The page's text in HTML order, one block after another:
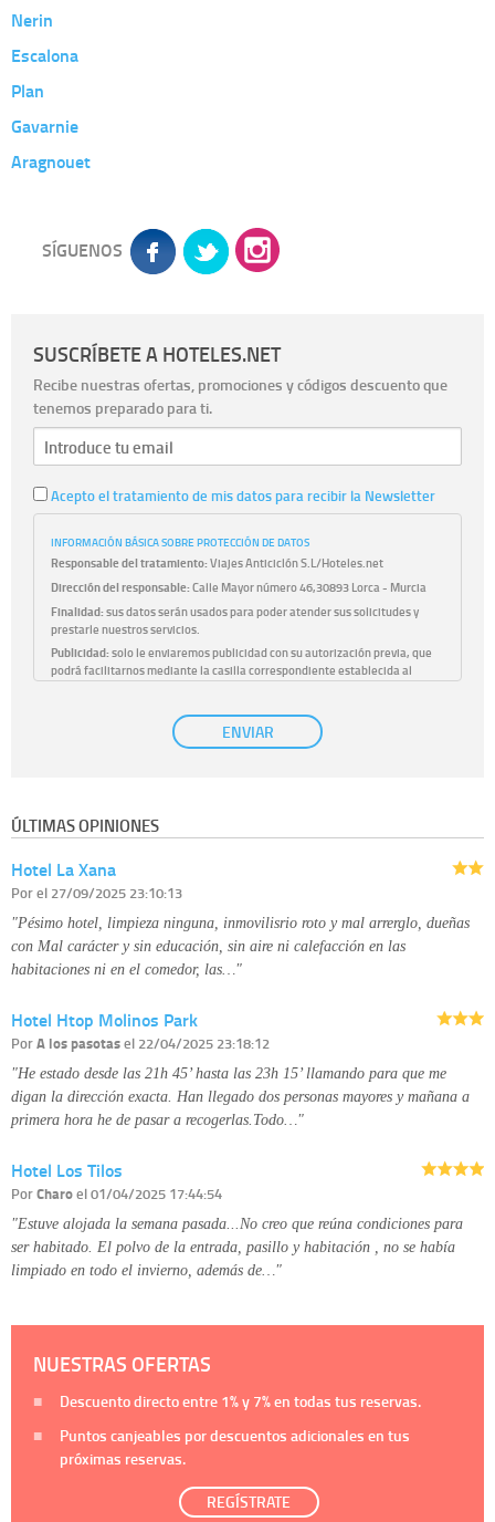
Nerin
Escalona
Plan
Gavarnie
Aragnouet
SÍGUENOS
SUSCRÍBETE A HOTELES.NET
Recibe nuestras ofertas, promociones y códigos descuento que
tenemos preparado para ti.
Acepto el tratamiento de mis datos para recibir la Newsletter
INFORMACIÓN BÁSICA SOBRE PROTECCIÓN DE DATOS
Responsable del tratamiento:Viajes Anticiclón S.L/Hoteles.net
Dirección del responsable:Calle Mayor número 46,30893 Lorca - Murcia
Finalidad:sus datos serán usados para poder atender sus solicitudes y
prestarle nuestros servicios.
Publicidad:solo le enviaremos publicidad con su autorización previa, que
podrá facilitarnos mediante la casilla correspondiente establecida al
únicamente trataremos sus datos con su consentimiento
previo, que podrá facilitarnos mediante la casilla correspondiente
Derechos:tiene derecho a saber qué información tenemos sobre usted,
disponible en nuestra página web.
Información complementaria:
ENVIAR
ÚLTIMAS OPINIONES
Hotel La Xana
Porel 27/09/2025 23:10:13
"Pésimo hotel, limpieza ninguna, inmovilisrio roto y mal arrerglo, dueñas
con Mal carácter y sin educación, sin aire ni calefacción en las
habitaciones ni en el comedor, las…"
Hotel Htop Molinos Park
PorA los pasotasel 22/04/2025 23:18:12
"He estado desde las 21h 45’ hasta las 23h 15’ llamando para que me
digan la dirección exacta. Han llegado dos personas mayores y mañana a
primera hora he de pasar a recogerlas.Todo…"
Hotel Los Tilos
PorCharoel 01/04/2025 17:44:54
"Estuve alojada la semana pasada...No creo que reúna condiciones para
ser habitado. El polvo de la entrada, pasillo y habitación , no se había
limpiado en todo el invierno, además de…"
NUESTRAS OFERTAS
Descuento directo entre 1%y 7%en todas tus reservas.
Puntos canjeables por descuentos adicionales en tus
próximas reservas.
REGÍSTRATE